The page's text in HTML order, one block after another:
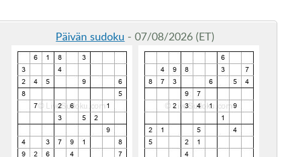
Päivän sudoku - 07/08/2026 (ET)